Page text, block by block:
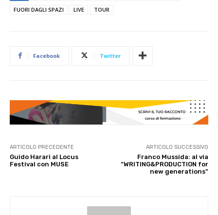
FUORI DAGLI SPAZI LIVE TOUR
Facebook Twitter
ARTICOLO PRECEDENTE
Guido Harari al Locus
Festival con MUSE
ARTICOLO SUCCESSIVO
Franco Mussida: al via
“WRITING&PRODUCTION for
new generations”